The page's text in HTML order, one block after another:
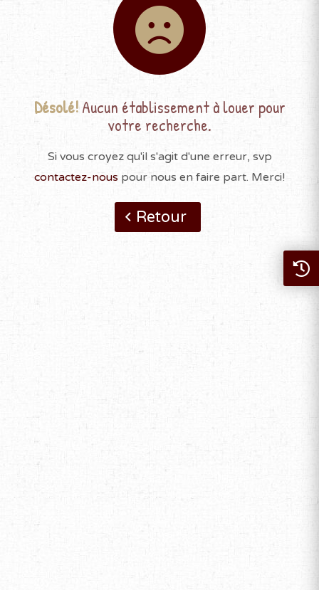
Désolé!Aucun établissement à louer pour
votre recherche.
Si vous croyez qu'il s'agit d'une erreur, svp
contactez-nous pour nous en faire part. Merci!
Retour